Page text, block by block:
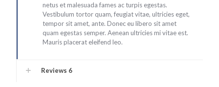
netus et malesuada fames ac turpis egestas.
Vestibulum tortor quam, feugiat vitae, ultricies eget,
tempor sit amet, ante. Donec eu libero sit amet
quam egestas semper. Aenean ultricies mi vitae est.
Mauris placerat eleifend leo.
Reviews 6